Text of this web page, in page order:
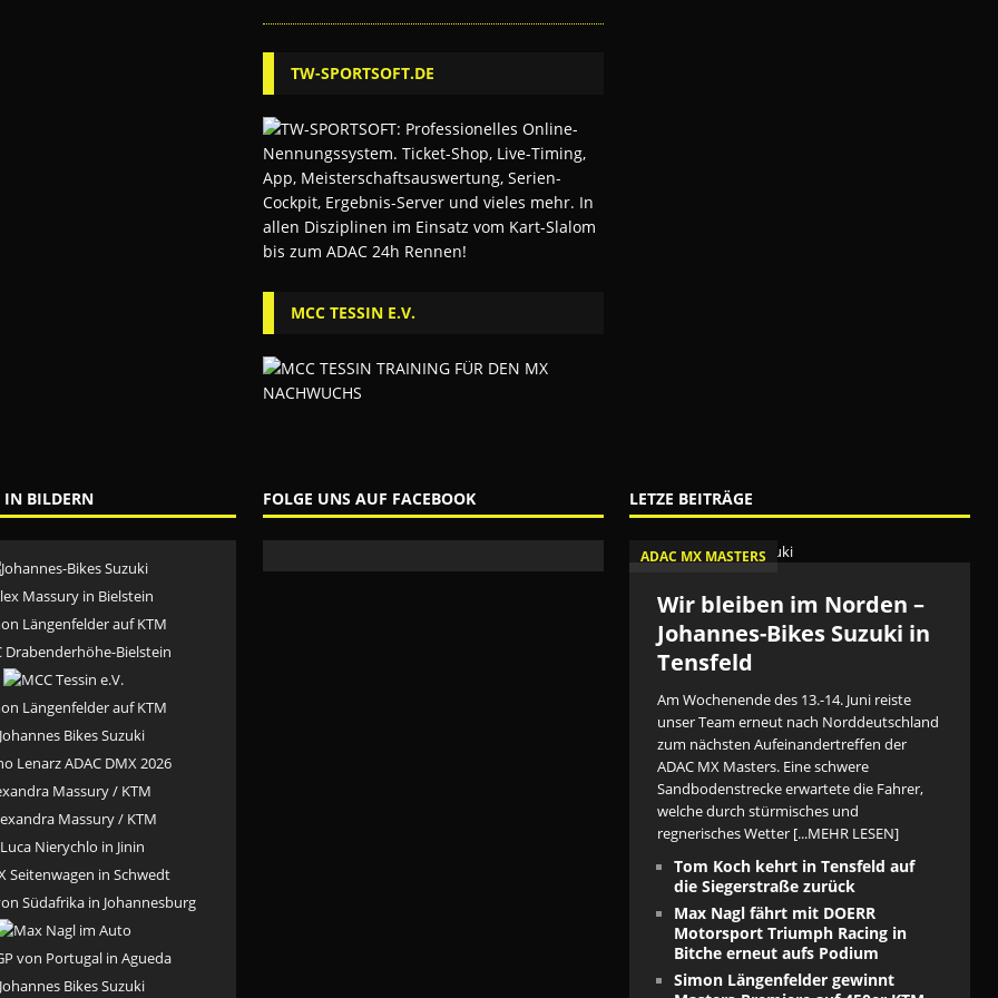
TW-SPORTSOFT.DE
MCC TESSIN E.V.
IN BILDERN FOLGE UNS AUF FACEBOOK LETZE BEITRÄGE
ADAC MX MASTERS
Wir bleiben im Norden –
Johannes-Bikes Suzuki in
Tensfeld
Am Wochenende des 13.-14. Juni reiste
unser Team erneut nach Norddeutschland
zum nächsten Aufeinandertreffen der
ADAC MX Masters. Eine schwere
Sandbodenstrecke erwartete die Fahrer,
welche durch stürmisches und
regnerisches Wetter [...MEHR LESEN]
Tom Koch kehrt in Tensfeld auf
die Siegerstraße zurück
Max Nagl fährt mit DOERR
Motorsport Triumph Racing in
Bitche erneut aufs Podium
Simon Längenfelder gewinnt